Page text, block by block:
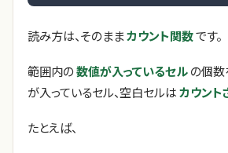
読み方は、そのままカウント関数です。
範囲内の数値が入っているセルの個数
が入っているセル、空白セルはカウント
たとえば、